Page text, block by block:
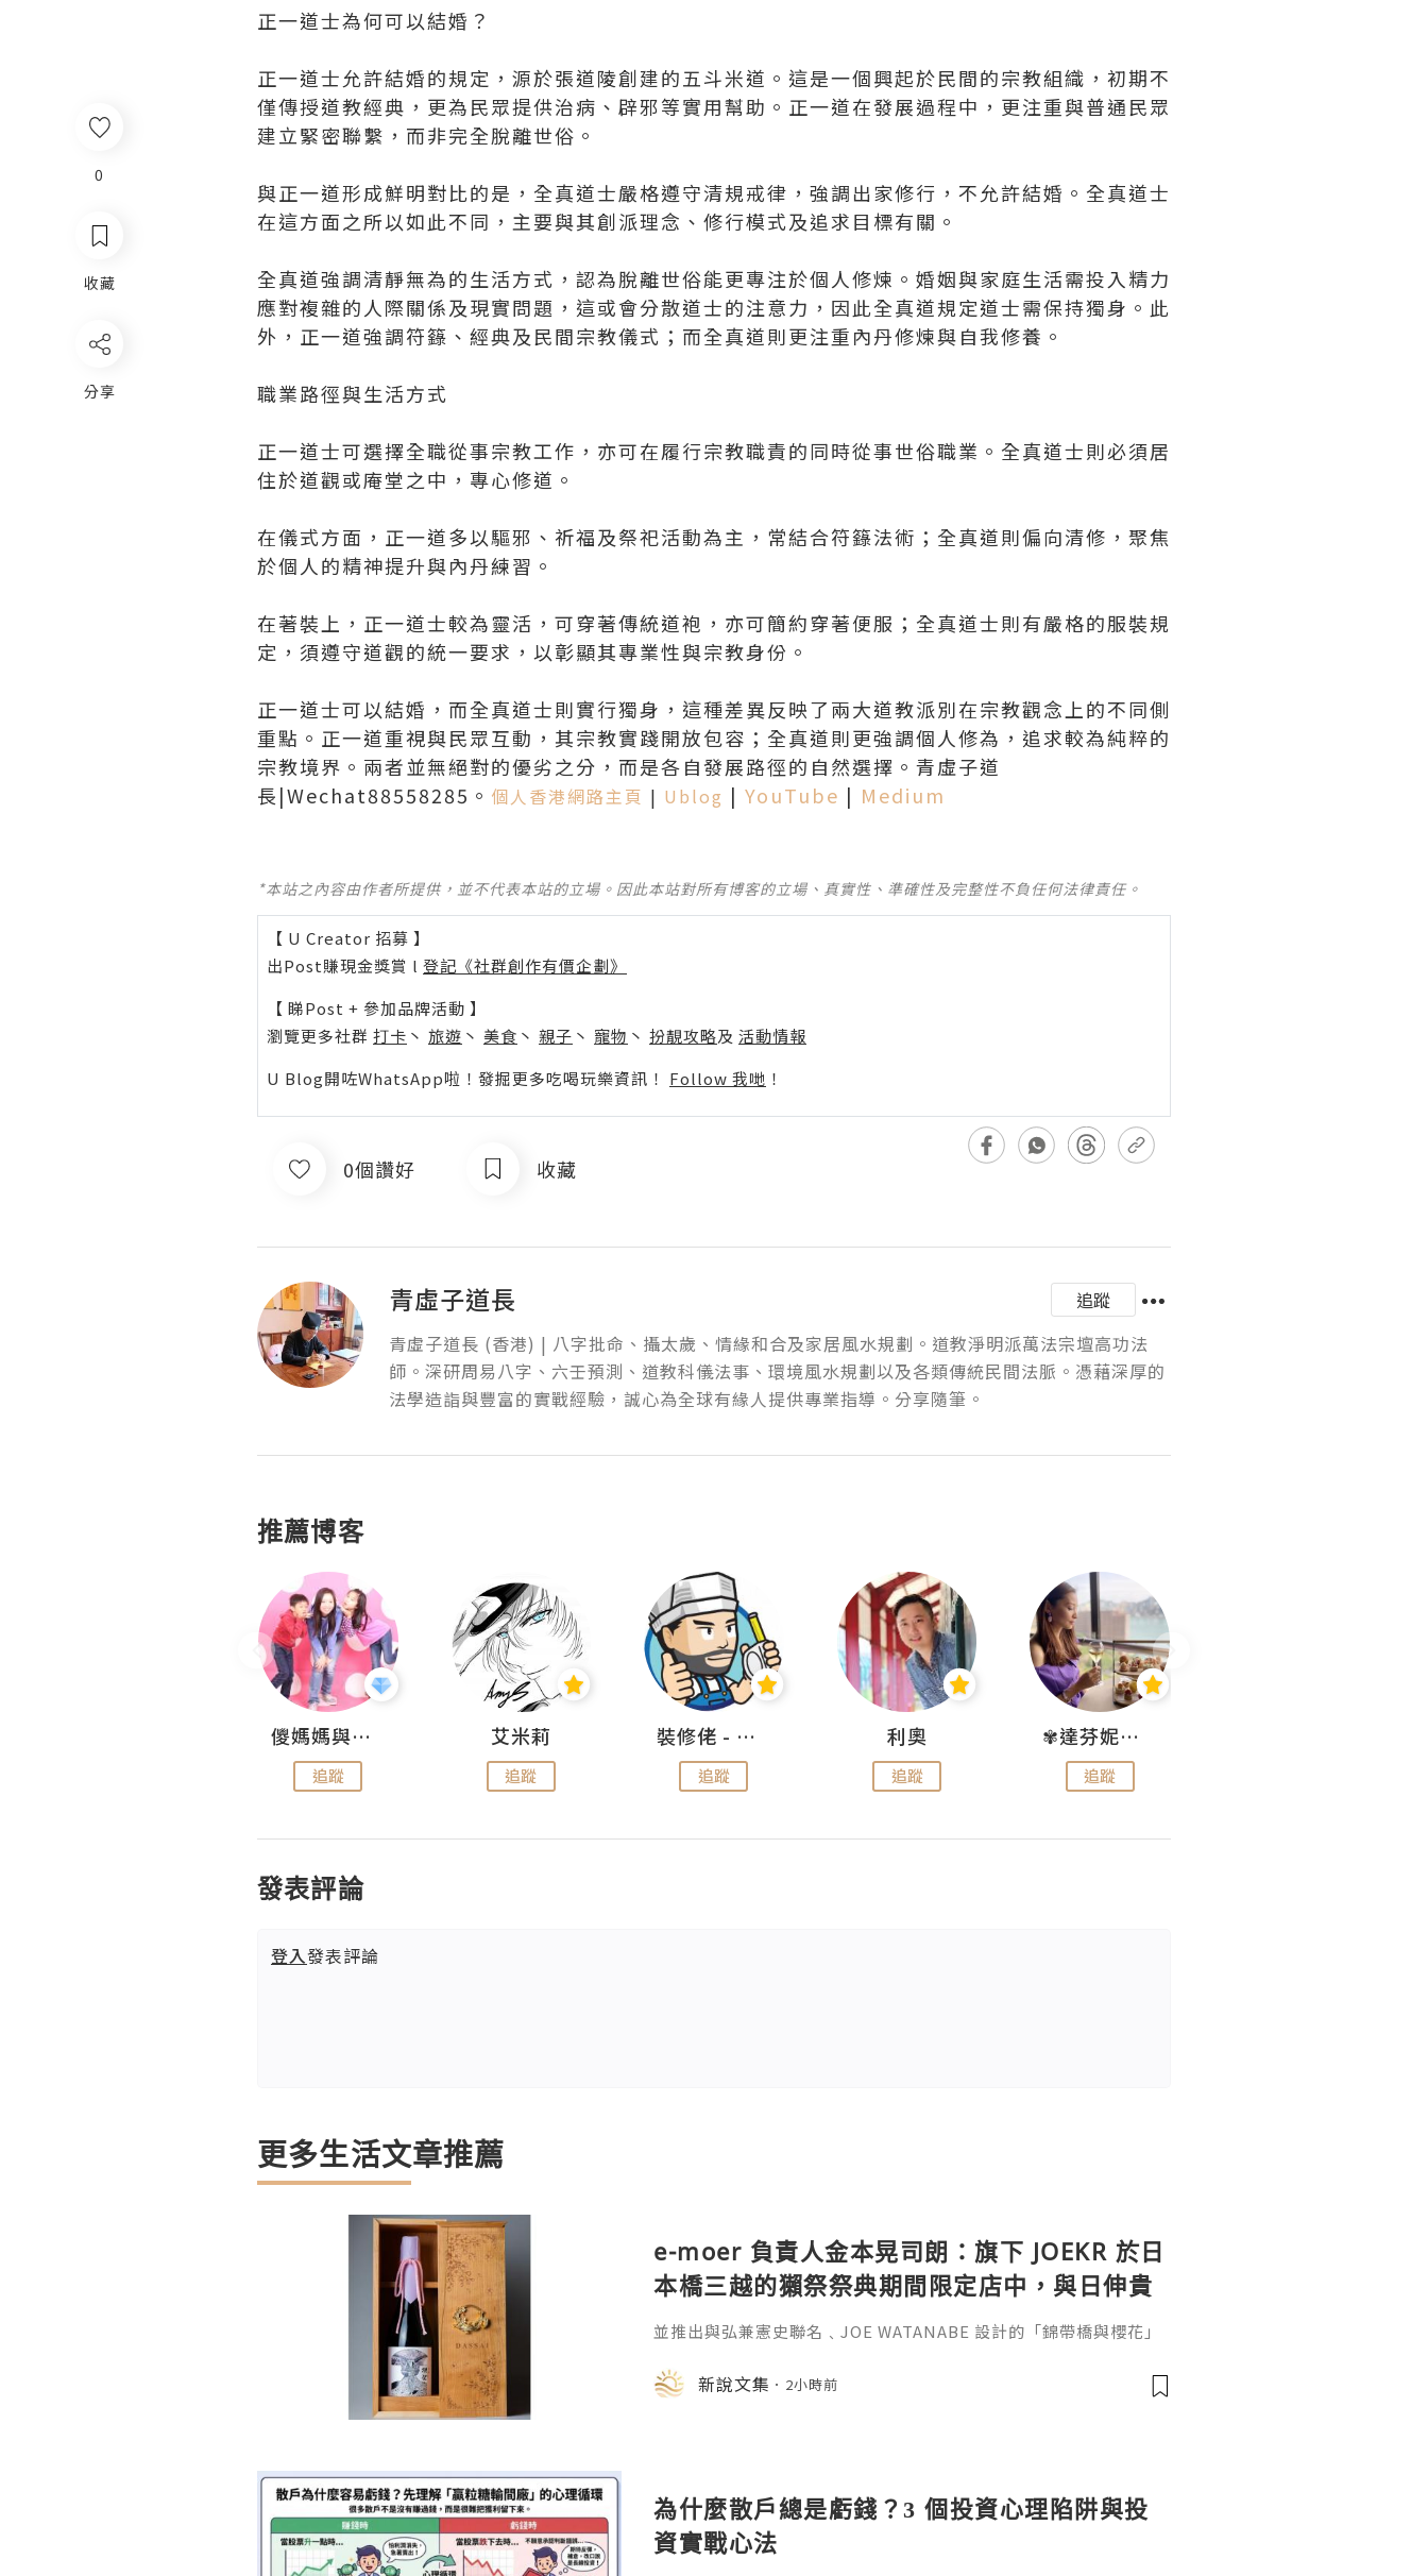
0
收藏
分享
正一道士為何可以結婚？
正一道士允許結婚的規定，源於張道陵創建的五斗米道。這是一個興起於民間的宗教組織，初期不
僅傳授道教經典，更為民眾提供治病、辟邪等實用幫助。正一道在發展過程中，更注重與普通民眾
建立緊密聯繫，而非完全脫離世俗。
與正一道形成鮮明對比的是，全真道士嚴格遵守清規戒律，強調出家修行，不允許結婚。全真道士
在這方面之所以如此不同，主要與其創派理念、修行模式及追求目標有關。
全真道強調清靜無為的生活方式，認為脫離世俗能更專注於個人修煉。婚姻與家庭生活需投入精力
應對複雜的人際關係及現實問題，這或會分散道士的注意力，因此全真道規定道士需保持獨身。此
外，正一道強調符籙、經典及民間宗教儀式；而全真道則更注重內丹修煉與自我修養。
職業路徑與生活方式
正一道士可選擇全職從事宗教工作，亦可在履行宗教職責的同時從事世俗職業。全真道士則必須居
住於道觀或庵堂之中，專心修道。
在儀式方面，正一道多以驅邪、祈福及祭祀活動為主，常結合符籙法術；全真道則偏向清修，聚焦
於個人的精神提升與內丹練習。
在著裝上，正一道士較為靈活，可穿著傳統道袍，亦可簡約穿著便服；全真道士則有嚴格的服裝規
定，須遵守道觀的統一要求，以彰顯其專業性與宗教身份。
正一道士可以結婚，而全真道士則實行獨身，這種差異反映了兩大道教派別在宗教觀念上的不同側
重點。正一道重視與民眾互動，其宗教實踐開放包容；全真道則更強調個人修為，追求較為純粹的
宗教境界。兩者並無絕對的優劣之分，而是各自發展路徑的自然選擇。青虛子道
長|Wechat88558285。 個人香港網路主頁 | Ublog | YouTube | Medium
*本站之內容由作者所提供，並不代表本站的立場。因此本站對所有博客的立場、真實性、準確性及完整性不負任何法律責任。
【 U Creator 招募 】
出Post賺現金獎賞 l 登記《社群創作有價企劃》
【 睇Post + 參加品牌活動 】
瀏覽更多社群 打卡 丶 旅遊 丶 美食 丶 親子 丶 寵物 丶 扮靚攻略及 活動情報
U Blog開咗WhatsApp啦！發掘更多吃喝玩樂資訊！ Follow 我哋 ！
0個讚好 收藏
青虛子道長
追蹤
青虛子道長 (香港) | 八字批命、攝太歲、情緣和合及家居風水規劃。道教淨明派萬法宗壇高功法
師。深研周易八字、六壬預測、道教科儀法事、環境風水規劃以及各類傳統民間法脈。憑藉深厚的
法學造詣與豐富的實戰經驗，誠心為全球有緣人提供專業指導。分享隨筆。
推薦博客
儍媽媽與兩隻小魔怪之家
追蹤
艾米莉
追蹤
裝修佬 - 香港一站式網上裝修平台
追蹤
利奧
追蹤
✾達芬妮•愛孩子•愛生活✾
追蹤
發表評論
登入發表評論
更多生活文章推薦
e-moer 負責人金本晃司朗：旗下 JOEKR 於日
本橋三越的獺祭祭典期間限定店中，與日伸貴
金属的東京銀器工匠一同參展
並推出與弘兼憲史聯名﹑JOE WATANABE 設計的「錦帶橋與櫻花」
化。e-moer 旗下飾品及銀器品牌「JOEKR」，於 2026 年 5 月 13
日至 26 日（週三至週二）期間，在日本橋三越本店舉行的「獺祭」
新說文集 2小時前
為什麼散戶總是虧錢？3 個投資心理陷阱與投
資實戰心法